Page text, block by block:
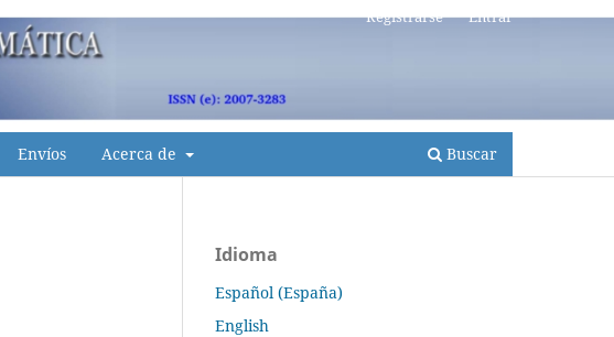
Envíos Acerca de Buscar
Registrarse Entrar
Idioma
Español (España)
English